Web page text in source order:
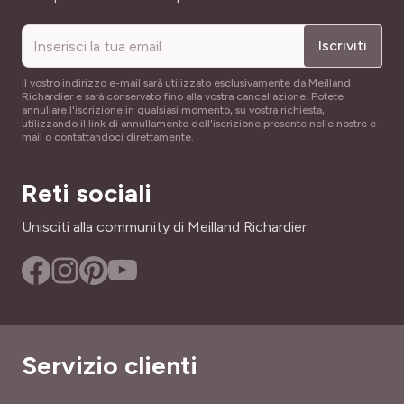
Iscriviti
Il vostro indirizzo e-mail sarà utilizzato esclusivamente da Meilland
Richardier e sarà conservato fino alla vostra cancellazione. Potete
annullare l'iscrizione in qualsiasi momento, su vostra richiesta,
utilizzando il link di annullamento dell'iscrizione presente nelle nostre e-
mail o contattandoci direttamente.
Reti sociali
Unisciti alla community di Meilland Richardier
Servizio clienti